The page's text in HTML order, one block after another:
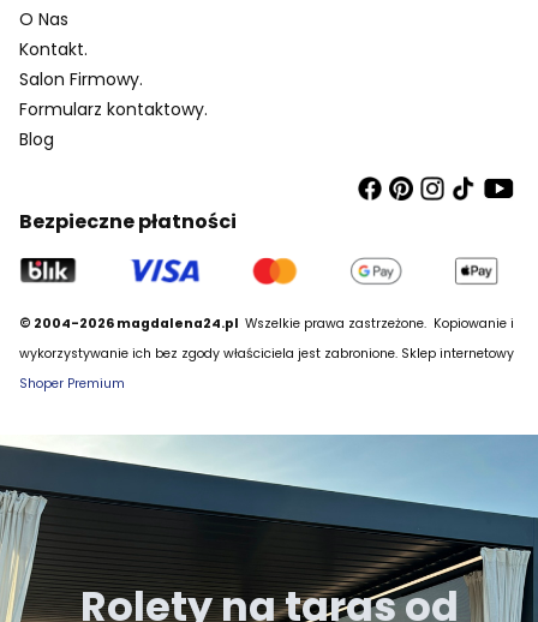
O Nas
Kontakt.
Salon Firmowy.
Formularz kontaktowy.
Blog
Bezpieczne płatności
© 2004-2026 magdalena24.pl Wszelkie prawa zastrzeżone. Kopiowanie i
wykorzystywanie ich bez zgody właściciela jest zabronione. Sklep internetowy
Shoper Premium
Rolety na taras od